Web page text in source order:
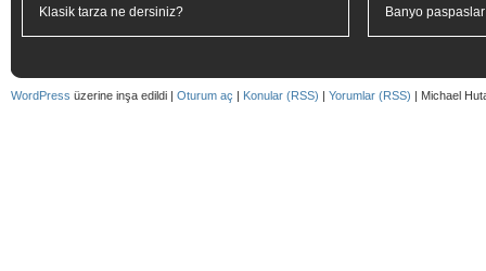
Klasik tarza ne dersiniz?
Banyo
WordPress üzerine inşa edildi | Oturum aç | Konular (RSS) | Yorumlar (RSS) | Michael